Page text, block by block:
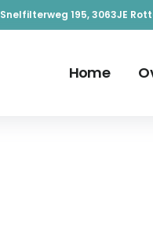
Snelfilterweg 195, 3063JE
Home